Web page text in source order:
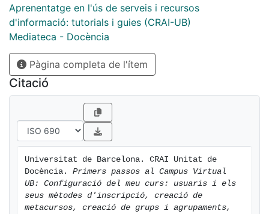
Aprenentatge en l'ús de serveis i recursos
d'informació: tutorials i guies (CRAI-UB)
Mediateca - Docència
Pàgina completa de l'ítem
Citació
Universitat de Barcelona. CRAI Unitat de
Docència. Primers passos al Campus Virtual
UB: Configuració del meu curs: usuaris i els
seus mètodes d'inscripció, creació de
metacursos, creació de grups i agrupaments,